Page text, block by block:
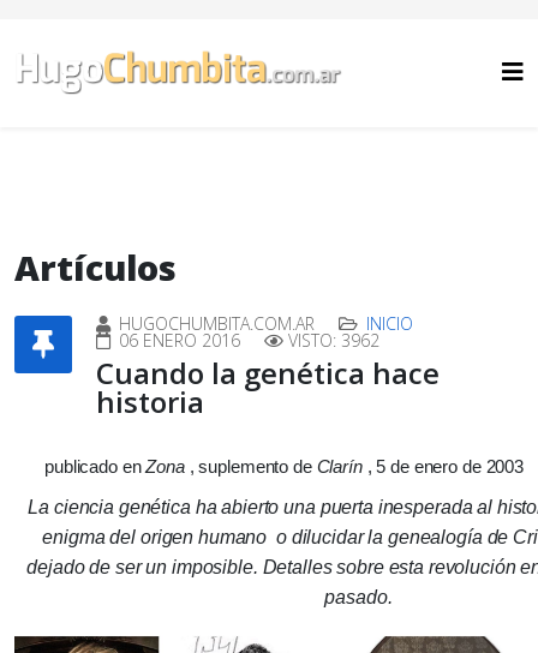
Artículos
HUGOCHUMBITA.COM.AR INICIO
06 ENERO 2016 VISTO: 3962
Cuando la genética hace
historia
publicado enZona, suplemento de Clarín, 5 de enero de 2003
La ciencia genética ha abierto una puerta inesperada al
enigma del origen humano o dilucidar la genealogía de
dejado de ser un imposible. Detalles sobre esta revolución
pasado.